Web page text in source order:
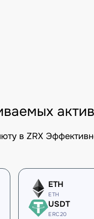
в ZRX
ETH
ETH
USDT
ERC20